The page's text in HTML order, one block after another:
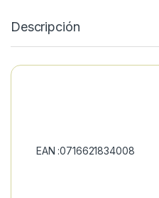
Descripción
EAN :0716621834008